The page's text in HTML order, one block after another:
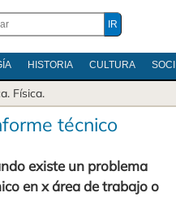
HISTORIA CULTURA
. Física.
técnico
existe un problema
en x área de trabajo o